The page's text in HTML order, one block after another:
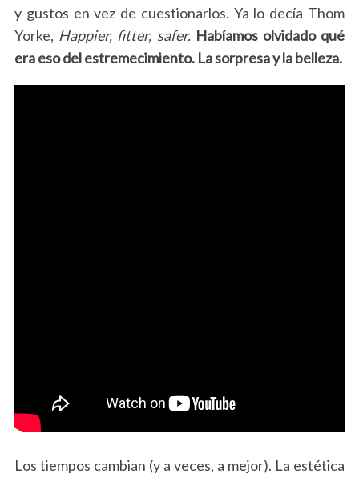
y gustos en vez de cuestionarlos. Ya lo decía Thom
Yorke, Happier, fitter, safer. Habíamos olvidado qué
era eso del estremecimiento. La sorpresa y la belleza.
Los tiempos cambian (y a veces, a mejor). La estética